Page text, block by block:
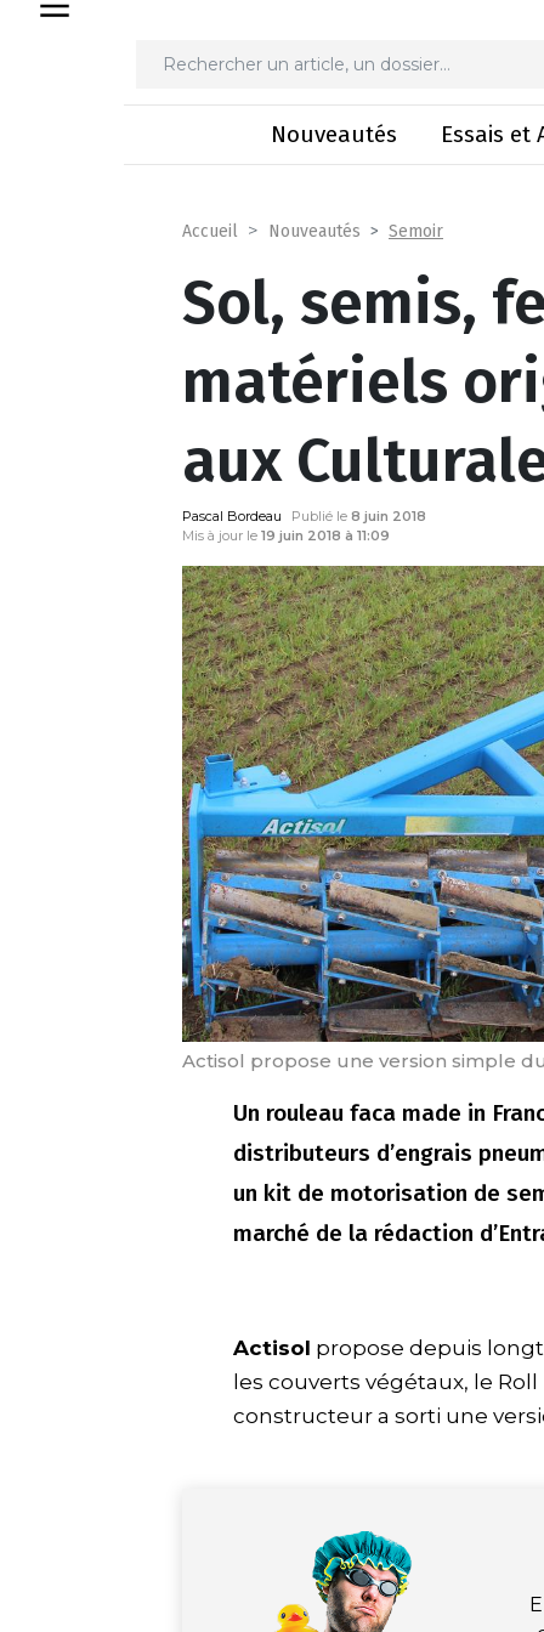
Nouveautés Essais et
Accueil Nouveautés Semoir
Sol, semis,
matériels
aux
Pascal Bordeau Publié le 8 juin 2018
Mis à jour le 19 juin 2018 à 11:09
Actisol propose une version simple
Un rouleau faca made in
distributeurs d’engrais
un kit de motorisation de
marché de la rédaction
Actisol propose depuis
les couverts végétaux, le
constructeur a sorti une